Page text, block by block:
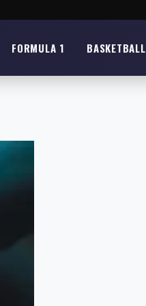
FORMULA 1 BASKETBALL